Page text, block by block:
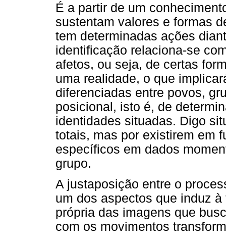
É a partir de um
sustentam valores e formas
tem determinadas ações
identificação relaciona-se
afetos, ou seja, de certas
uma realidade, o que
diferenciadas entre povos,
posicional, isto é, de
identidades situadas. Digo
totais, mas por existirem em
específicos em dados
grupo.
A justaposição entre o
um dos aspectos que induz
própria das imagens que
com os movimentos